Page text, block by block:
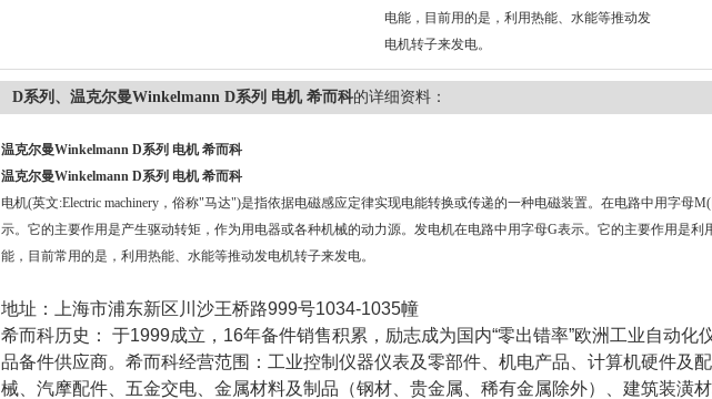
电能，目前用的是，利用热能、水能等推动发
电机转子来发电。
D系列、温克尔曼Winkelmann D系列 电机 希而科的详细资料：
温克尔曼Winkelmann D系列 电机 希而科
温克尔曼Winkelmann D系列 电机 希而科
电机(英文:Electric machinery，俗称"马达")是指依据电磁感应定律实现电能转换或传递的一种电磁装置。在电路中用字母
示。它的主要作用是产生驱动转矩，作为用电器或各种机械的动力源。发电机在电路中用字母G表示。它的主要作用是利
能，目前常用的是，利用热能、水能等推动发电机转子来发电。
地址：上海市浦东新区川沙王桥路999号1034-1035幢
希而科历史： 于1999成立， 16年备件销售积累，励志成为国内“零出错率”欧洲工业自动化
品备件供应商。希而科经营范围：工业控制仪器仪表及零部件、机电产品、计算机硬件及
械、汽摩配件、五金交电、金属材料及制品（钢材、贵金属、稀有金属除外）、建筑装潢材